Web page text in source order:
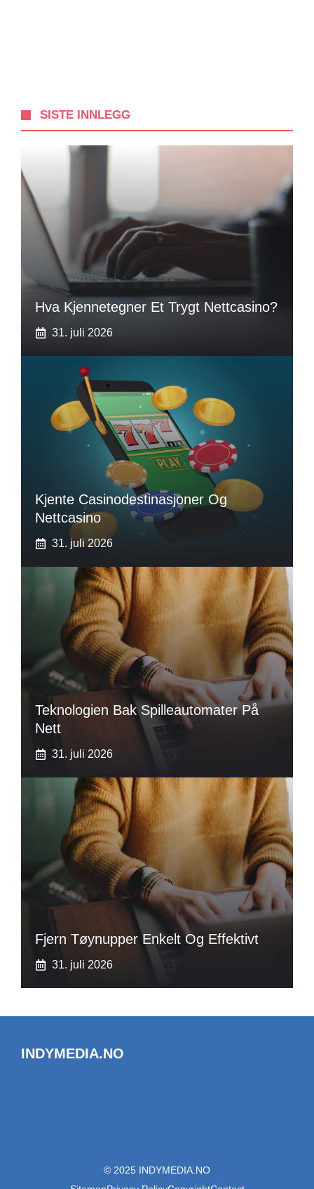
SISTE INNLEGG
Hva Kjennetegner Et Trygt Nettcasino?
31. juli 2026
Kjente Casinodestinasjoner Og
Nettcasino
31. juli 2026
Teknologien Bak Spilleautomater På
Nett
31. juli 2026
Fjern Tøynupper Enkelt Og Effektivt
31. juli 2026
INDYMEDIA.NO
© 2025 INDYMEDIA.NO